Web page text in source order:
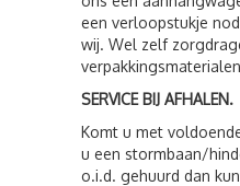
een verloopstukje
wij. Wel zelf
SERVICE BIJ AFHALEN.
Komt u met
u een stormbaan/
o.i.d. gehuurd dan